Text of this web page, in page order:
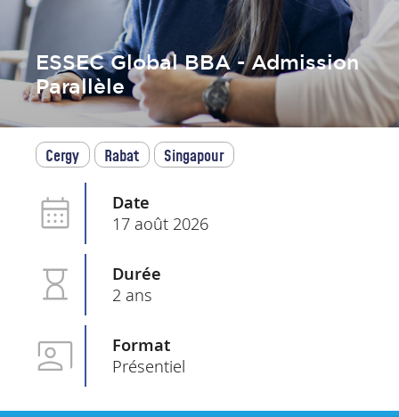
ESSEC Global BBA - Admission
Parallèle
Cergy Rabat Singapour
Date
17 août 2026
Durée
2 ans
Format
Présentiel